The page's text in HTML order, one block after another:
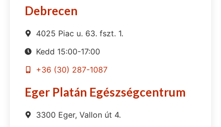
Debrecen
4025 Piac u. 63. fszt. 1.
Kedd 15:00-17:00
+36 (30) 287-1087
Eger Platán Egészségcentrum
3300 Eger, Vallon út 4.